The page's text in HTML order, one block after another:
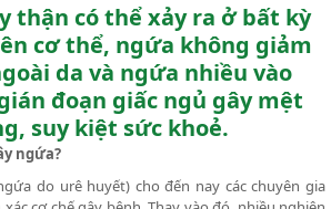
thận có thể xảy ra ở bất kỳ
cơ thể, ngứa không giảm
da và ngứa nhiều vào
đoạn giấc ngủ gây mệt
suy kiệt sức khoẻ.
ngứa?
do urê huyết) cho đến nay các chuyên gia